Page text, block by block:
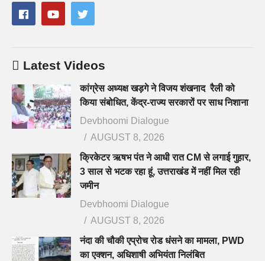
Latest Videos
कांग्रेस अध्यक्ष खड़गे ने विजय शंखनाद रैली को
किया संबोधित, केंद्र-राज्य सरकारों पर साध निशाना
Devbhoomi Dialogue
AUGUST 8, 2026
क्रिकेटर ऋषभ पंत ने आधी रात CM से लगाई गुहार,
3 साल से भटक रहा हूं, उत्तराखंड में नहीं मिल रही
जमीन
Devbhoomi Dialogue
AUGUST 8, 2026
नंदा की चौकी एप्रोच रोड धंसने का मामला, PWD
का एक्शन, अधिशाषी अभियंता निलंबित